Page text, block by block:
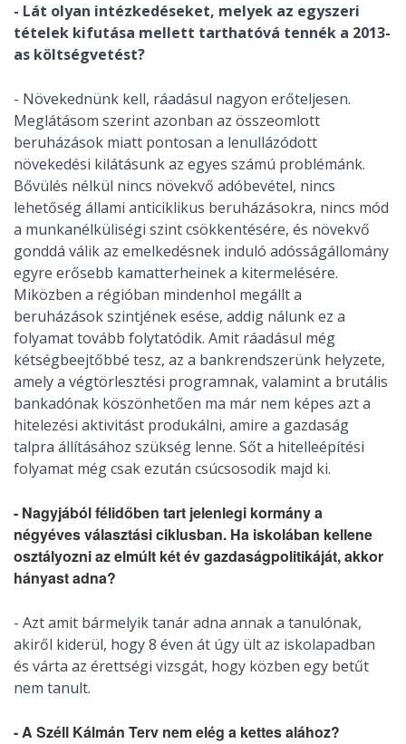
- Lát olyan intézkedéseket, melyek az egyszeri
tételek kifutása mellett tarthatóvá tennék a 2013-
as költségvetést?
- Növekednünk kell, ráadásul nagyon erőteljesen.
Meglátásom szerint azonban az összeomlott
beruházások miatt pontosan a lenullázódott
növekedési kilátásunk az egyes számú problémánk.
Bővülés nélkül nincs növekvő adóbevétel, nincs
lehetőség állami anticiklikus beruházásokra, nincs mód
a munkanélküliségi szint csökkentésére, és növekvő
gonddá válik az emelkedésnek induló adósságállomány
egyre erősebb kamatterheinek a kitermelésére.
Miközben a régióban mindenhol megállt a
beruházások szintjének esése, addig nálunk ez a
folyamat tovább folytatódik. Amit ráadásul még
kétségbeejtőbbé tesz, az a bankrendszerünk helyzete,
amely a végtörlesztési programnak, valamint a brutális
bankadónak köszönhetően ma már nem képes azt a
hitelezési aktivitást produkálni, amire a gazdaság
talpra állításához szükség lenne. Sőt a hitelleépítési
folyamat még csak ezután csúcsosodik majd ki.
- Nagyjából félidőben tart jelenlegi kormány a
négyéves választási ciklusban. Ha iskolában kellene
osztályozni az elmúlt két év gazdaságpolitikáját, akkor
hányast adna?
- Azt amit bármelyik tanár adna annak a tanulónak,
akiről kiderül, hogy 8 éven át úgy ült az iskolapadban
és várta az érettségi vizsgát, hogy közben egy betűt
nem tanult.
- A Széll Kálmán Terv nem elég a kettes alához?